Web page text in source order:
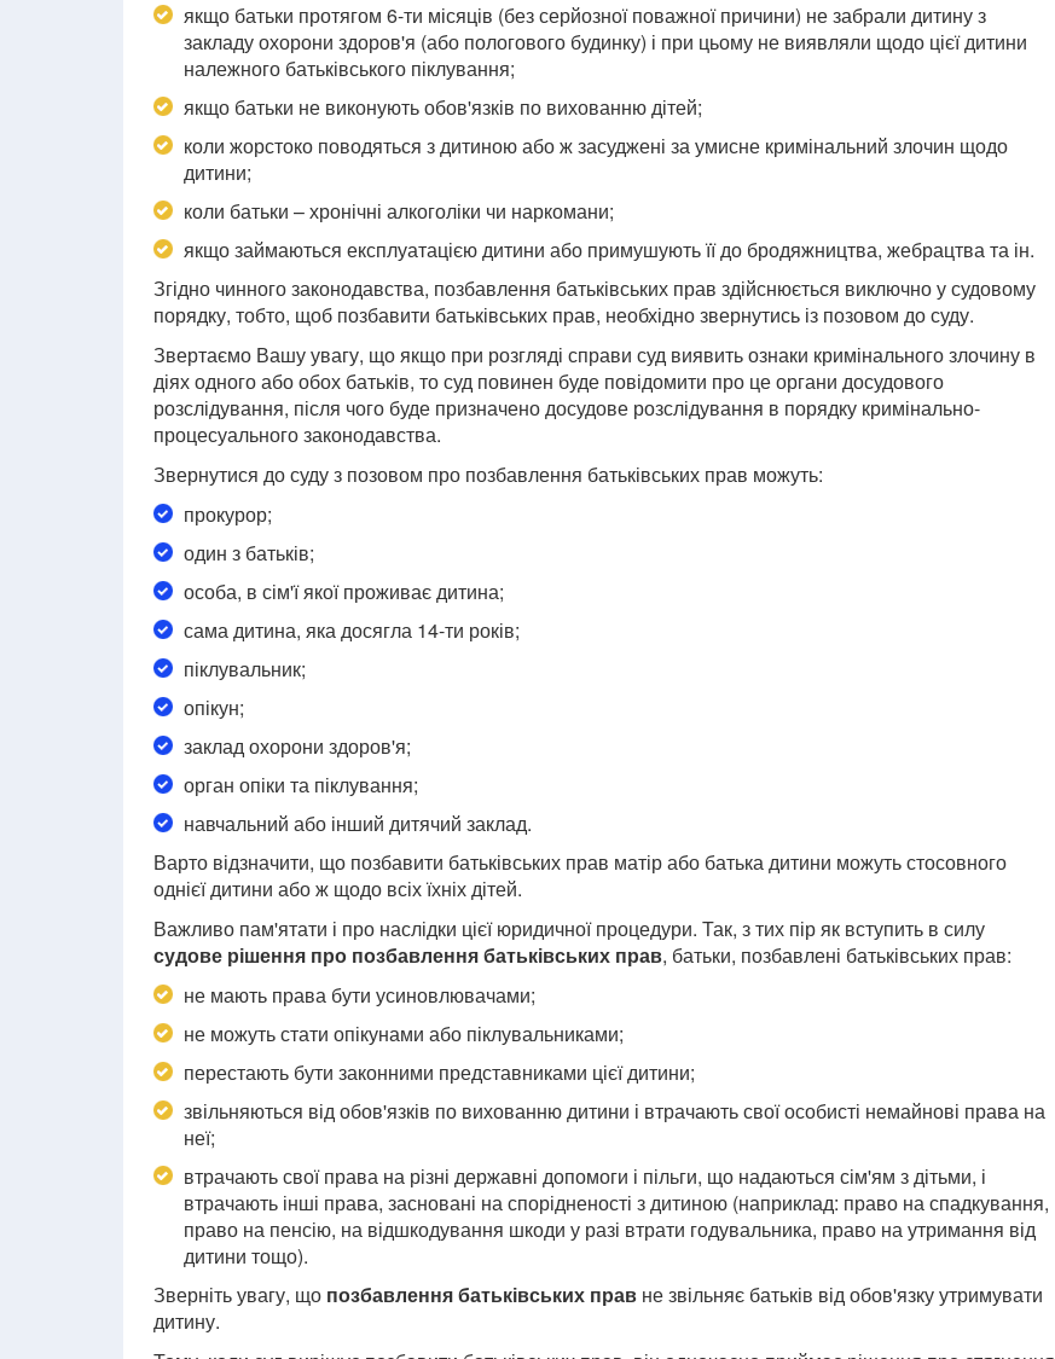
якщо батьки протягом 6-ти місяців (без серйозної поважної причини) не забрали дитину з
закладу охорони здоров'я (або пологового будинку) і при цьому не виявляли щодо цієї дитини
належного батьківського піклування;
якщо батьки не виконують обов'язків по вихованню дітей;
коли жорстоко поводяться з дитиною або ж засуджені за умисне кримінальний злочин щодо
дитини;
коли батьки – хронічні алкоголіки чи наркомани;
якщо займаються експлуатацією дитини або примушують її до бродяжництва, жебрацтва та ін.
Згідно чинного законодавства, позбавлення батьківських прав здійснюється виключно у судовому
порядку, тобто, щоб позбавити батьківських прав, необхідно звернутись із позовом до суду.
Звертаємо Вашу увагу, що якщо при розгляді справи суд виявить ознаки кримінального злочину в
діях одного або обох батьків, то суд повинен буде повідомити про це органи досудового
розслідування, після чого буде призначено досудове розслідування в порядку кримінально-
процесуального законодавства.
Звернутися до суду з позовом про позбавлення батьківських прав можуть:
прокурор;
один з батьків;
особа, в сім'ї якої проживає дитина;
сама дитина, яка досягла 14-ти років;
піклувальник;
опікун;
заклад охорони здоров'я;
орган опіки та піклування;
навчальний або інший дитячий заклад.
Варто відзначити, що позбавити батьківських прав матір або батька дитини можуть стосовного
однієї дитини або ж щодо всіх їхніх дітей.
Важливо пам'ятати і про наслідки цієї юридичної процедури. Так, з тих пір як вступить в силу
судове рішення про позбавлення батьківських прав, батьки, позбавлені батьківських прав:
не мають права бути усиновлювачами;
не можуть стати опікунами або піклувальниками;
перестають бути законними представниками цієї дитини;
звільняються від обов'язків по вихованню дитини і втрачають свої особисті немайнові права на
неї;
втрачають свої права на різні державні допомоги і пільги, що надаються сім'ям з дітьми, і
втрачають інші права, засновані на спорідненості з дитиною (наприклад: право на спадкування,
право на пенсію, на відшкодування шкоди у разі втрати годувальника, право на утримання від
дитини тощо).
Зверніть увагу, що позбавлення батьківських прав не звільняє батьків від обов'язку утримувати
дитину.